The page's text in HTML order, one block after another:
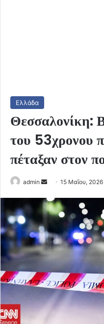
Ελλάδα
Θεσσαλονίκη:
του 53χρονου
πέταξαν στον
admin
Send
email
15 Μαΐου, 2026